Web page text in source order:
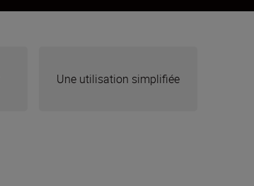
Une utilisation simplifiée